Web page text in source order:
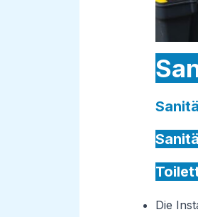
Die